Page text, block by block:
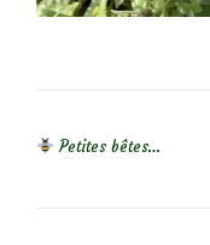
Petites bêtes…